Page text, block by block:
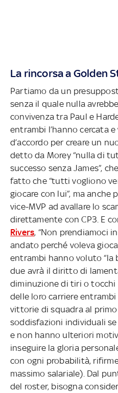
La rincorsa a Golden
Partiamo da un
senza il quale nulla
convivenza tra Paul e
entrambi l’hanno cercata
d’accordo per creare un
detto da Morey “nulla di
successo senza James”,
fatto che “tutti vogliono
giocare con lui”, ma
vice-MVP ad avallare lo
direttamente con CP3. E
Rivers, “Non prendiamoci
andato perché voleva
entrambi hanno voluto “la
due avrà il diritto di
diminuzione di tiri o
delle loro carriere
vittorie di squadra al
soddisfazioni individuali
e non hanno ulteriori
inseguire la gloria
con ogni probabilità,
massimo salariale). Dal
del roster, bisogna